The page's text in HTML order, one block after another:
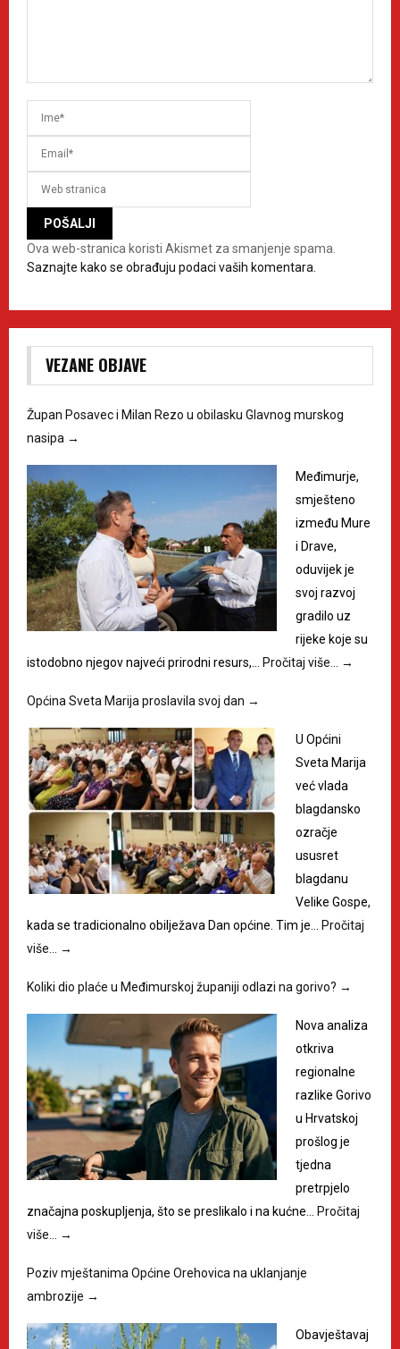
Ova web-stranica koristi Akismet za smanjenje spama.
Saznajte kako se obrađuju podaci vaših komentara.
VEZANE OBJAVE
Župan Posavec i Milan Rezo u obilasku Glavnog murskog
nasipa →
Međimurje,
smješteno
između Mure
i Drave,
oduvijek je
svoj razvoj
gradilo uz
rijeke koje su
istodobno njegov najveći prirodni resurs,…
Pročitaj više… →
Općina Sveta Marija proslavila svoj dan →
U Općini
Sveta Marija
već vlada
blagdansko
ozračje
ususret
blagdanu
Velike Gospe,
kada se tradicionalno obilježava Dan općine. Tim je…
Pročitaj
više…
→
Koliki dio plaće u Međimurskoj županiji odlazi na gorivo? →
Nova analiza
otkriva
regionalne
razlike Gorivo
u Hrvatskoj
prošlog je
tjedna
pretrpjelo
značajna poskupljenja, što se preslikalo i na kućne…
Pročitaj
više…
→
Poziv mještanima Općine Orehovica na uklanjanje
ambrozije →
Obavještavaj